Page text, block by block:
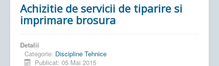
Achizitie de servicii de tiparire si
imprimare brosura
Detalii
Categorie: Discipline Tehnice
Publicat: 05 Mai 2015